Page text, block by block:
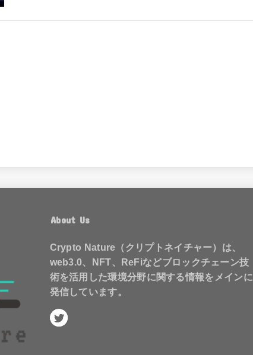
About Us
Crypto Nature（クリプトネイチャー）は、
web3.0、NFT、ReFiなどブロックチェーン技
術を活用した環境分野に関する情報をメインに
発信しています。